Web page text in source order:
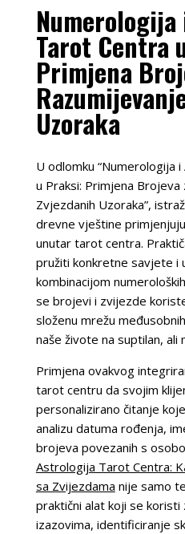
Tarot Centra
Primjena
Uzoraka
U odlomku “Numerologija
u Praksi: Primjena
Zvjezdanih Uzoraka”,
drevne vještine
unutar tarot centra.
pružiti konkretne savjete i
kombinacijom
se brojevi i zvijezde
složenu mrežu
naše živote na suptilan, ali
Primjena ovakvog
tarot centru da svojim
personalizirano čitanje
analizu datuma rođenja,
brojeva povezanih s
Astrologija Tarot Centra:
sa Zvijezdama nije samo
praktični alat koji se koristi
izazovima, identificiranje